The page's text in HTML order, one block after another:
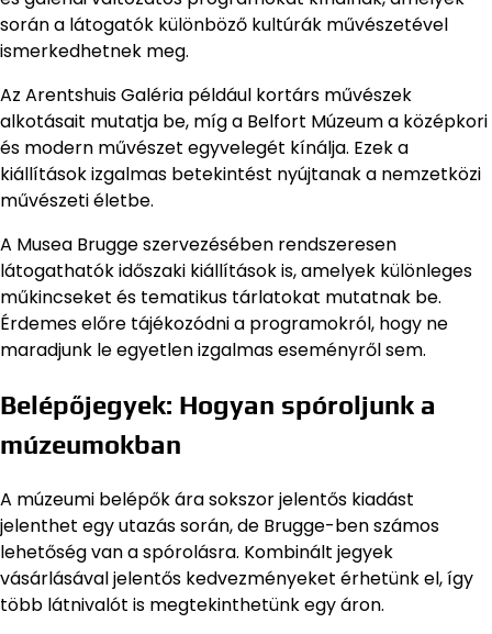
során a látogatók különböző kultúrák művészetével
ismerkedhetnek meg.
Az Arentshuis Galéria például kortárs művészek
alkotásait mutatja be, míg a Belfort Múzeum a középkori
és modern művészet egyvelegét kínálja. Ezek a
kiállítások izgalmas betekintést nyújtanak a nemzetközi
művészeti életbe.
A Musea Brugge szervezésében rendszeresen
látogathatók időszaki kiállítások is, amelyek különleges
műkincseket és tematikus tárlatokat mutatnak be.
Érdemes előre tájékozódni a programokról, hogy ne
maradjunk le egyetlen izgalmas eseményről sem.
Belépőjegyek: Hogyan spóroljunk a
múzeumokban
A múzeumi belépők ára sokszor jelentős kiadást
jelenthet egy utazás során, de Brugge-ben számos
lehetőség van a spórolásra. Kombinált jegyek
vásárlásával jelentős kedvezményeket érhetünk el, így
több látnivalót is megtekinthetünk egy áron.